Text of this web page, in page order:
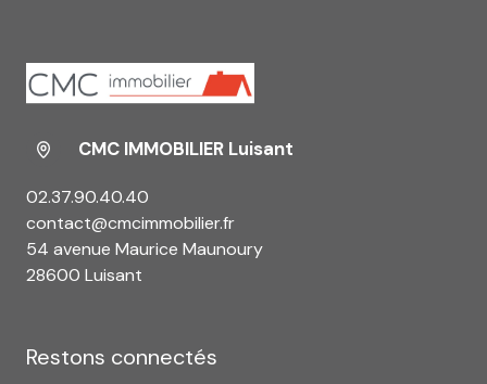
CMC IMMOBILIER Luisant
02.37.90.40.40
contact@cmcimmobilier.fr
54 avenue Maurice Maunoury
28600 Luisant
Restons connectés